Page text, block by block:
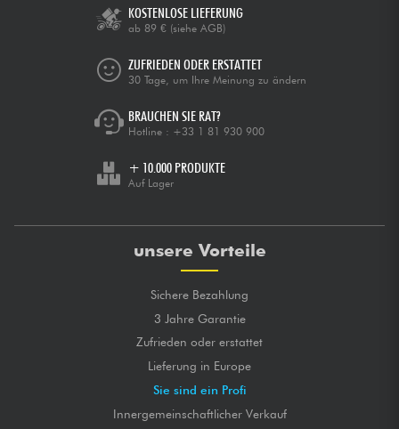
KOSTENLOSE LIEFERUNG
ab 89 € (siehe AGB)
ZUFRIEDEN ODER ERSTATTET
30 Tage, um Ihre Meinung zu ändern
BRAUCHEN SIE RAT?
Hotline : +33 1 81 930 900
+ 10.000 PRODUKTE
Auf Lager
unsere Vorteile
Sichere Bezahlung
3 Jahre Garantie
Zufrieden oder erstattet
Lieferung in Europe
Sie sind ein Profi
Innergemeinschaftlicher Verkauf